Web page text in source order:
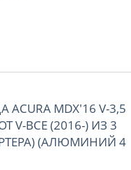
MDX'16 V-3,5
V-ВСЕ (2016-) ИЗ 3
(АЛЮМИНИЙ 4